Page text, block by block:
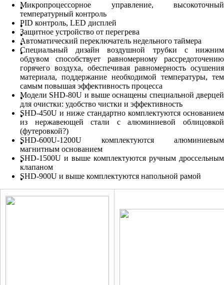
Микропроцессорное управление, высокоточный
температурный контроль
PID контроль, LED дисплей
Защитное устройство от перегрева
Автоматический переключатель недельного таймера
Специальный дизайн воздушной трубки с нижним
обдувом способствует равномерному рассредоточению
горячего воздуха, обеспечивая равномерность осушения
материала, поддержание необходимой температуры, тем
самым повышая эффективность процесса
Модели SHD-80U и выше оснащены специальной дверцей
для очистки: удобство чистки и эффективность
SHD-450U и ниже стандартно комплектуются основанием
из нержавеющей стали с алюминиевой облицовкой
(футеровкой?)
SHD-600U-1200U комплектуются алюминиевым
магнитным основанием
SHD-1500U и выше комплектуются ручным дроссельным
клапаном
SHD-900U и выше комплектуются напольной рамой